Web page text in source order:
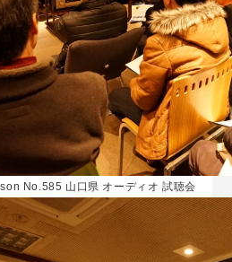
No.585 山口県 オーディオ 試聴会